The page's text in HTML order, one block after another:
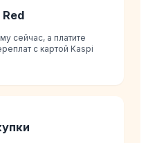
сейчас, а платите
с картой Kaspi